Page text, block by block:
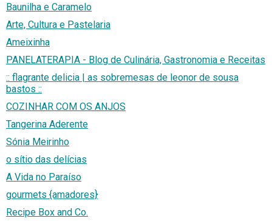
Baunilha e Caramelo
Arte, Cultura e Pastelaria
Ameixinha
PANELATERAPIA - Blog de Culinária, Gastronomia e Receitas
:: flagrante delicia | as sobremesas de leonor de sousa
bastos ::
COZINHAR COM OS ANJOS
Tangerina Aderente
Sónia Meirinho
o sítio das delícias
A Vida no Paraíso
gourmets {amadores}
Recipe Box and Co.